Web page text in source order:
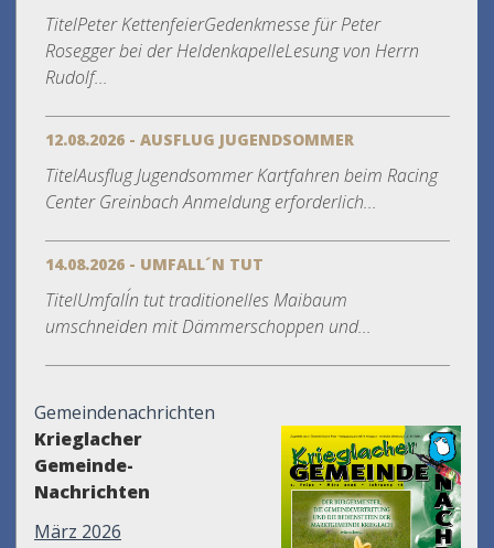
TitelPeter KettenfeierGedenkmesse für Peter
Rosegger bei der HeldenkapelleLesung von Herrn
Rudolf...
12.08.2026 - AUSFLUG JUGENDSOMMER
TitelAusflug Jugendsommer Kartfahren beim Racing
Center Greinbach Anmeldung erforderlich...
14.08.2026 - UMFALL´N TUT
TitelUmfall´n tut traditionelles Maibaum
umschneiden mit Dämmerschoppen und...
Gemeindenachrichten
Krieglacher
Gemeinde-
Nachrichten
März 2026